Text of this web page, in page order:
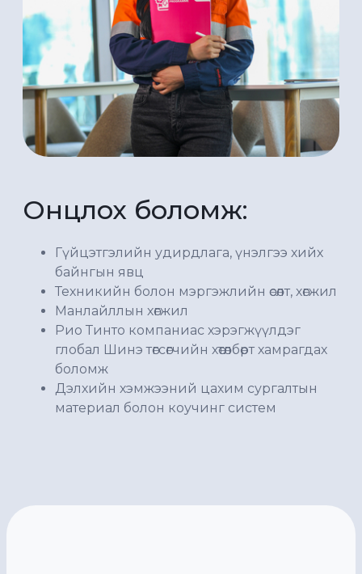
Онцлох боломж:
Гүйцэтгэлийн удирдлага, үнэлгээ хийх
байнгын явц
Техникийн болон мэргэжлийн өсөлт, хөгжил
Манлайллын хөгжил
Рио Тинто компаниас хэрэгжүүлдэг
глобал Шинэ төгсөгчийн хөтөлбөрт хамрагдах
боломж
Дэлхийн хэмжээний цахим сургалтын
материал болон коучинг систем